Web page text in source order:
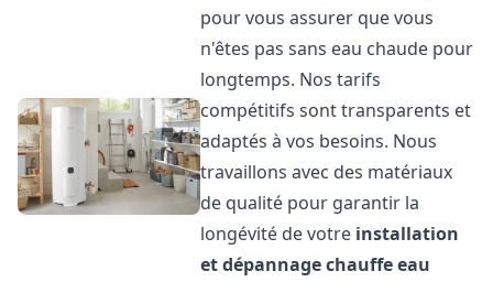
pour vous assurer que vous
n'êtes pas sans eau chaude pour
longtemps. Nos tarifs
compétitifs sont transparents et
adaptés à vos besoins. Nous
travaillons avec des matériaux
de qualité pour garantir la
longévité de votre installation
et dépannage chauffe eau